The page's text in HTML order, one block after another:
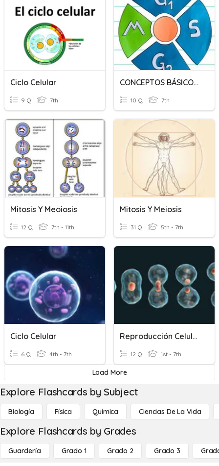
Ciclo Celular
9 Q 7th
CONCEPTOS BÁSICOS DEL CICLO CELULAR
10 Q 7th
Mitosis Y Meoiosis
12 Q 7th - 11th
Mitosis Y Meiosis
31 Q 5th - 7th
Ciclo Celular
6 Q 4th - 7th
Reproducción Celular.
12 Q 1st - 7th
Load More
Explore Flashcards by Subject
Biología Física Química Ciencias De La Vida
Explore Flashcards by Grades
Guardería Grado 1 Grado 2 Grado 3